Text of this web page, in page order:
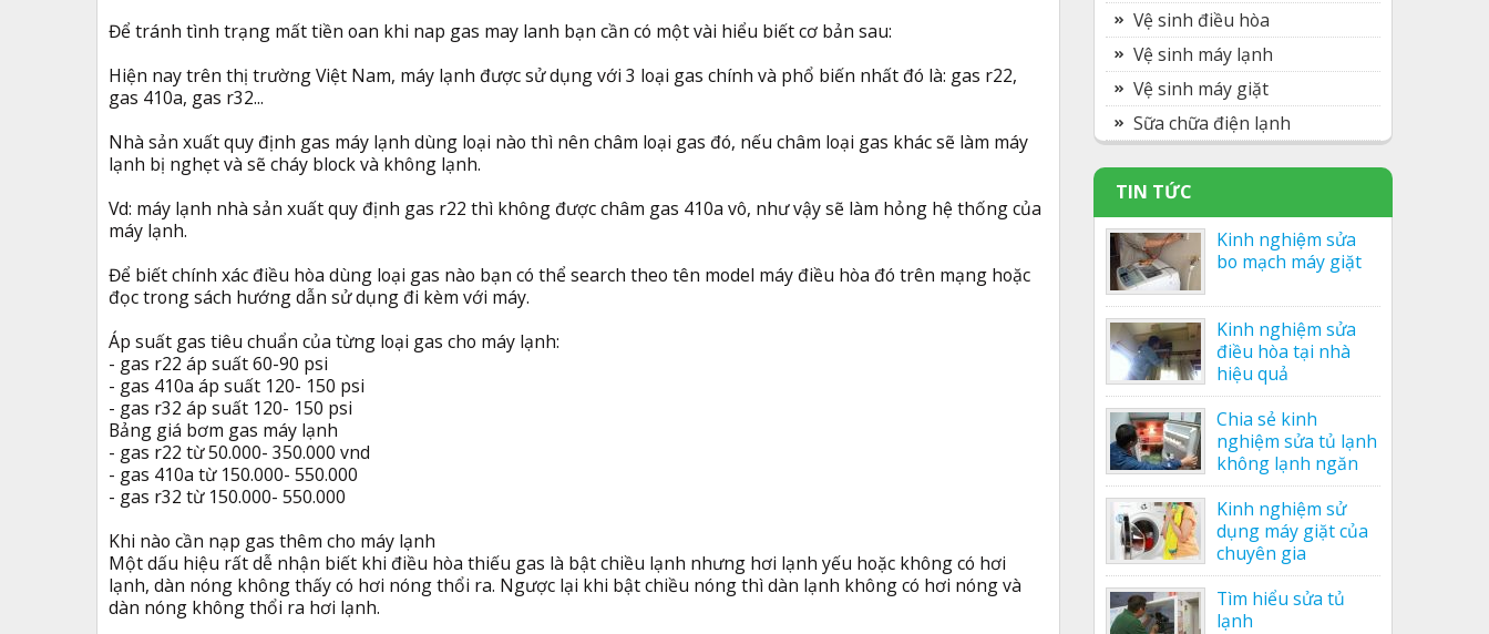
Để tránh tình trạng mất tiền oan khi nap gas may lanh bạn cần có một vài hiểu biết cơ bản sau:
Hiện nay trên thị trường Việt Nam, máy lạnh được sử dụng với 3 loại gas chính và phổ biến nhất đó là: gas r22,
gas 410a, gas r32...
Nhà sản xuất quy định gas máy lạnh dùng loại nào thì nên châm loại gas đó, nếu châm loại gas khác sẽ làm máy
lạnh bị nghẹt và sẽ cháy block và không lạnh.
Vd: máy lạnh nhà sản xuất quy định gas r22 thì không được châm gas 410a vô, như vậy sẽ làm hỏng hệ thống của
máy lạnh.
Để biết chính xác điều hòa dùng loại gas nào bạn có thể search theo tên model máy điều hòa đó trên mạng hoặc
đọc trong sách hướng dẫn sử dụng đi kèm với máy.
Áp suất gas tiêu chuẩn của từng loại gas cho máy lạnh:
- gas r22 áp suất 60-90 psi
- gas 410a áp suất 120- 150 psi
- gas r32 áp suất 120- 150 psi
Bảng giá bơm gas máy lạnh
- gas r22 từ 50.000- 350.000 vnd
- gas 410a từ 150.000- 550.000
- gas r32 từ 150.000- 550.000
Khi nào cần nạp gas thêm cho máy lạnh
Một dấu hiệu rất dễ nhận biết khi điều hòa thiếu gas là bật chiều lạnh nhưng hơi lạnh yếu hoặc không có hơi
lạnh, dàn nóng không thấy có hơi nóng thổi ra. Ngược lại khi bật chiều nóng thì dàn lạnh không có hơi nóng và
dàn nóng không thổi ra hơi lạnh.
Vệ sinh điều hòa
Vệ sinh máy lạnh
Vệ sinh máy giặt
Sữa chữa điện lạnh
TIN TỨC
Kinh nghiệm sửa
bo mạch máy giặt
Kinh nghiệm sửa
điều hòa tại nhà
hiệu quả
Chia sẻ kinh
nghiệm sửa tủ lạnh
không lạnh ngăn
mát của nhân viên
Kinh nghiệm sử
dụng máy giặt của
chuyên gia
Tìm hiểu sửa tủ
lạnh